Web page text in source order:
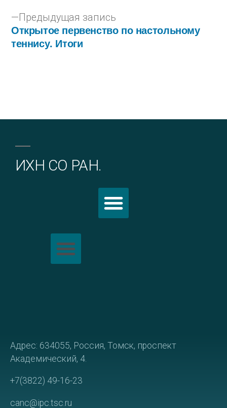
Предыдущая запись
Открытое первенство по настольному
теннису. Итоги
ИХН СО РАН.
Адрес: 634055, Россия, Томск, проспект
Академический, 4.
+7(3822) 49-16-23
canc@ipc.tsc.ru